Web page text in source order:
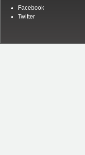
Facebook
Twitter